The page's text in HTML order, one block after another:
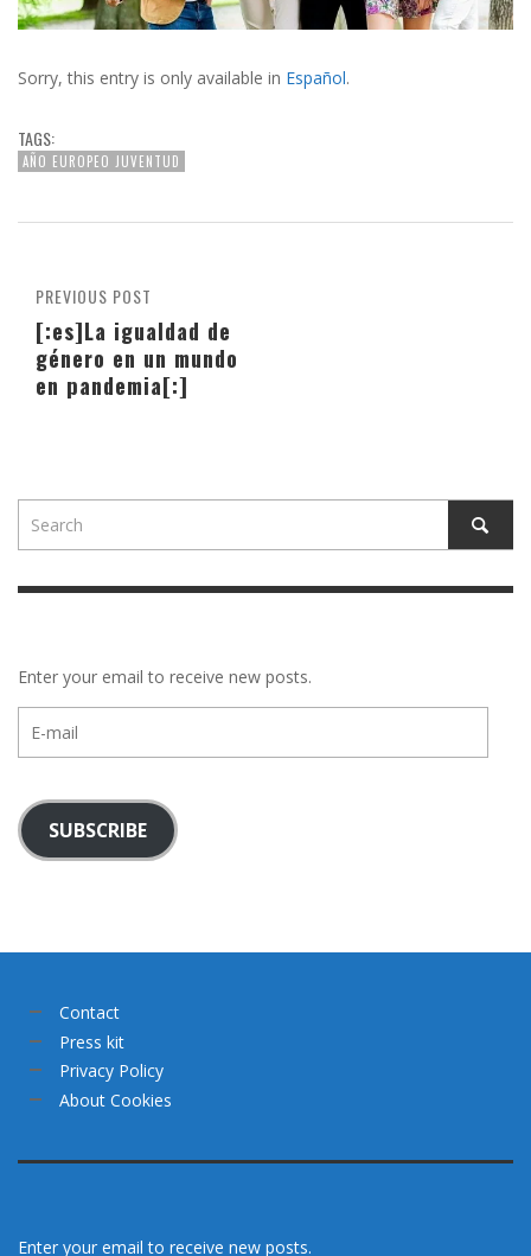
Sorry, this entry is only available in Español.
TAGS:
AÑO EUROPEO JUVENTUD
PREVIOUS POST
[:es]La igualdad de
género en un mundo
en pandemia[:]
Enter your email to receive new posts.
mail
SUBSCRIBE
Contact
Press kit
Privacy Policy
About Cookies
Enter your email to receive new posts.